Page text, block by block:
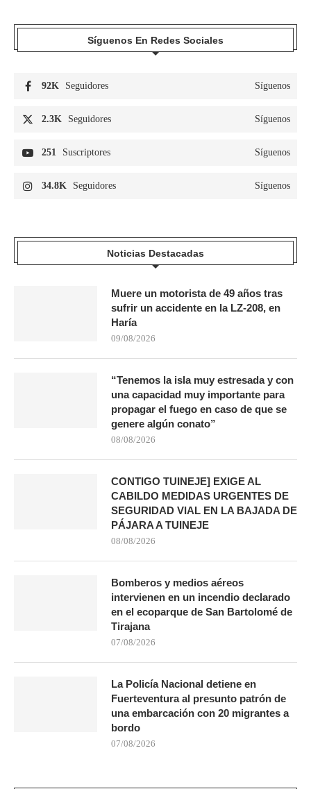
Síguenos En Redes Sociales
92K Seguidores Síguenos
2.3K Seguidores Síguenos
251 Suscriptores Síguenos
34.8K Seguidores Síguenos
Noticias Destacadas
Muere un motorista de 49 años tras
sufrir un accidente en la LZ-208, en
Haría
09/08/2026
“Tenemos la isla muy estresada y con
una capacidad muy importante para
propagar el fuego en caso de que se
genere algún conato”
08/08/2026
CONTIGO TUINEJE] EXIGE AL
CABILDO MEDIDAS URGENTES DE
SEGURIDAD VIAL EN LA BAJADA DE
PÁJARA A TUINEJE
08/08/2026
Bomberos y medios aéreos
intervienen en un incendio declarado
en el ecoparque de San Bartolomé de
Tirajana
07/08/2026
La Policía Nacional detiene en
Fuerteventura al presunto patrón de
una embarcación con 20 migrantes a
bordo
07/08/2026